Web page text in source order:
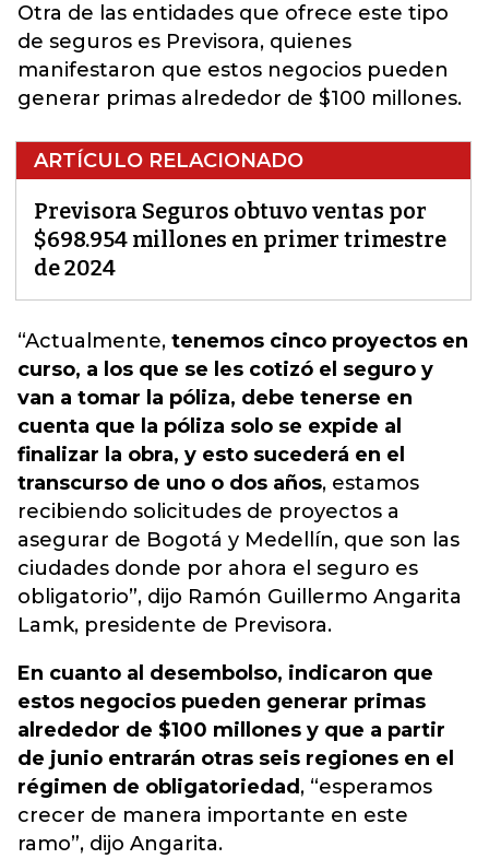
Otra de las entidades que ofrece este tipo
de seguros es Previsora, quienes
manifestaron que estos negocios pueden
generar primas alrededor de $100 millones.
ARTÍCULO RELACIONADO
Previsora Seguros obtuvo ventas por
$698.954 millones en primer trimestre
de 2024
“Actualmente, tenemos cinco proyectos en
curso, a los que se les cotizó el seguro y
van a tomar la póliza, debe tenerse en
cuenta que la póliza solo se expide al
finalizar la obra, y esto sucederá en el
transcurso de uno o dos años, estamos
recibiendo solicitudes de proyectos a
asegurar de Bogotá y Medellín, que son las
ciudades donde por ahora el seguro es
obligatorio”, dijo Ramón Guillermo Angarita
Lamk, presidente de Previsora.
En cuanto al desembolso, indicaron que
estos negocios pueden generar primas
alrededor de $100 millones y que a partir
de junio entrarán otras seis regiones en el
régimen de obligatoriedad , “esperamos
crecer de manera importante en este
ramo”, dijo Angarita.